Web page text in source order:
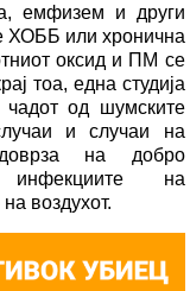
емфизем и други
ХОББ или хронична
оксид и ПМ се
тоа, една студија
од шумските
и случаи на
на добро
инфекциите на
воздухот.